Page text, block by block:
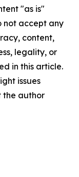
"as is"
not accept any
content,
legality, or
in this article.
issues
the author